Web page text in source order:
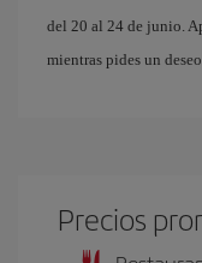
del 20 al 24 de junio.
mientras pides un
Precios